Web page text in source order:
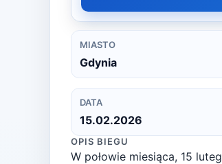
MIASTO
Gdynia
DATA
15.02.2026
OPIS BIEGU
W połowie miesiąca, 15